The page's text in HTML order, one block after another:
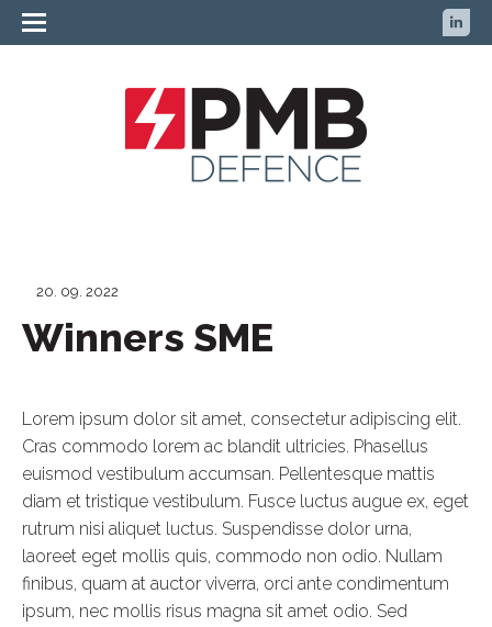
20. 09. 2022
Winners SME
Lorem ipsum dolor sit amet, consectetur adipiscing elit.
Cras commodo lorem ac blandit ultricies. Phasellus
euismod vestibulum accumsan. Pellentesque mattis
diam et tristique vestibulum. Fusce luctus augue ex, eget
rutrum nisi aliquet luctus. Suspendisse dolor urna,
laoreet eget mollis quis, commodo non odio. Nullam
finibus, quam at auctor viverra, orci ante condimentum
ipsum, nec mollis risus magna sit amet odio. Sed